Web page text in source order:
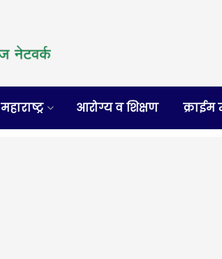
महाराष्ट्र आरोग्य व शिक्षण क्राईम